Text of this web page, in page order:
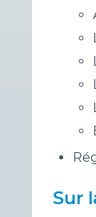
Sur